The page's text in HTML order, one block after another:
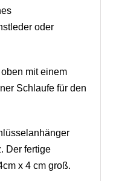
oder
mit einem
Schlaufe für den
Der fertige
x 4 cm groß.